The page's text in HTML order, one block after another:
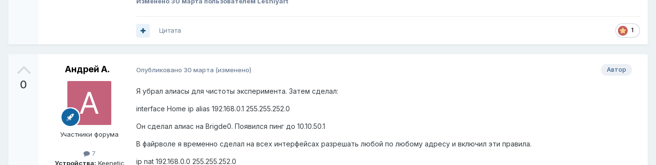
1
Цитата
0
Андрей А.
Участники форума
7
Устройства: Keenetic
Автор
Опубликовано 30 марта (изменено)
Я убрал алиасы для чистоты эксперимента. Затем сделал:
interface Home ip alias 192.168.0.1 255.255.252.0
Он сделал алиас на Brigde0. Появился пинг до 10.10.50.1
В файрволе я временно сделал на всех интерфейсах разрешать любой по любому адресу и включил эти правила.
ip nat 192.168.0.0 255.255.252.0